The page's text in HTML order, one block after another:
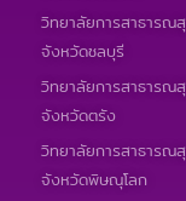
วิทยาลัยการสาธารณ
จังหวัดชลบุรี
วิทยาลัยการสาธารณ
จังหวัดตรัง
วิทยาลัยการสาธารณ
จังหวัดพิษณุโลก